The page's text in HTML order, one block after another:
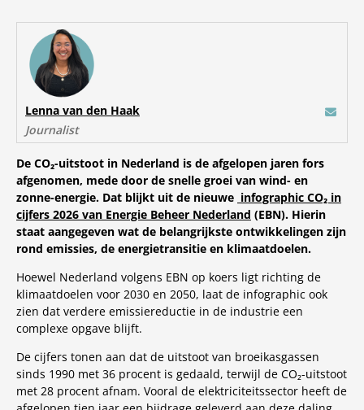
Lenna van den Haak
E-mail
Journalist
De CO₂-uitstoot in Nederland is de afgelopen jaren fors
afgenomen, mede door de snelle groei van wind- en
zonne-energie. Dat blijkt uit de nieuwe infographic CO₂ in
cijfers 2026 van Energie Beheer Nederland (EBN). Hierin
staat aangegeven wat de belangrijkste ontwikkelingen zijn
rond emissies, de energietransitie en klimaatdoelen.
Hoewel Nederland volgens EBN op koers ligt richting de
klimaatdoelen voor 2030 en 2050, laat de infographic ook
zien dat verdere emissiereductie in de industrie een
complexe opgave blijft.
De cijfers tonen aan dat de uitstoot van broeikasgassen
sinds 1990 met 36 procent is gedaald, terwijl de CO₂-uitstoot
met 28 procent afnam. Vooral de elektriciteitssector heeft de